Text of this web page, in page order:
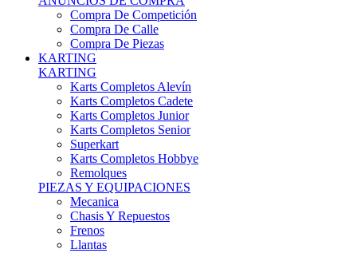
Compra De Calle
Compra De Piezas
KARTING
KARTING
Karts Completos Alevín
Karts Completos Cadete
Karts Completos Junior
Karts Completos Senior
Superkart
Karts Completos Hobbye
Remolques
PIEZAS Y EQUIPACIONES
Mecanica
Chasis Y Repuestos
Frenos
Llantas
Neumáticos